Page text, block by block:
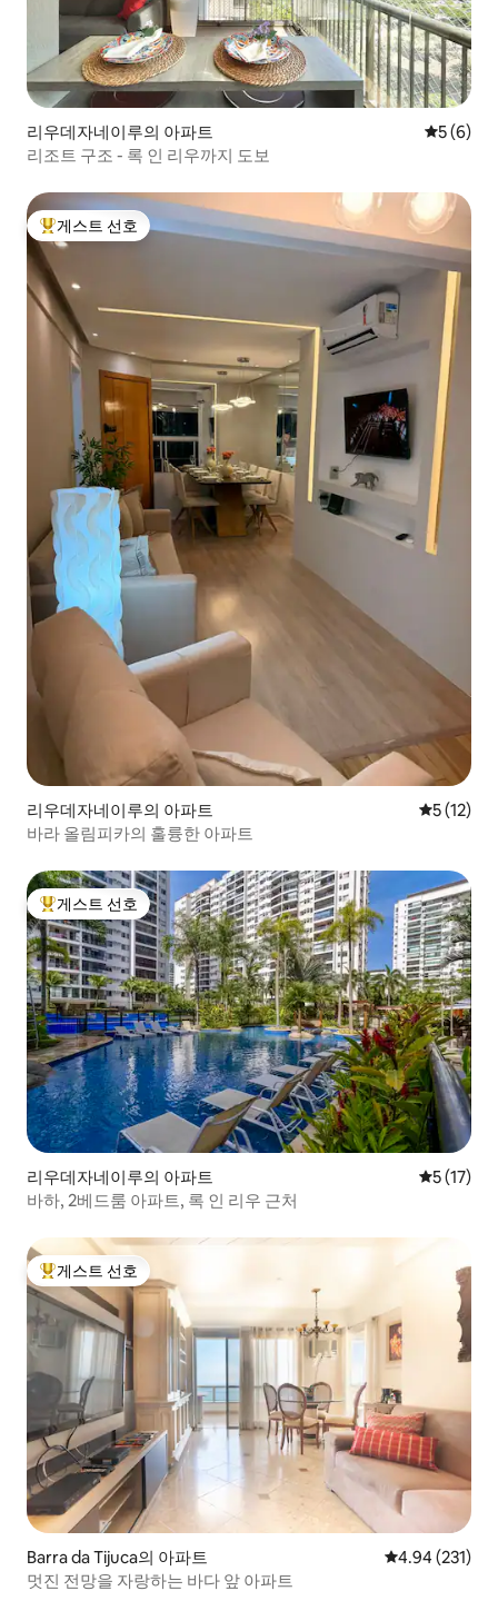
리우데자네이루의 아파트 평점 5점
5 (6)
리조트 구조 - 록 인 리우까지 도보
상위 게스트 선호
게스트 선호
리우데자네이루의 아파트 평점 5점
5 (12)
바라 올림피카의 훌륭한 아파트
상위 게스트 선호
게스트 선호
리우데자네이루의 아파트 평점 5점
5 (17)
바하, 2베드룸 아파트, 록 인 리우 근처
상위 게스트 선호
게스트 선호
Barra da Tijuca의 아파트 평점 4.94점(5
4.94 (231)
멋진 전망을 자랑하는 바다 앞 아파트